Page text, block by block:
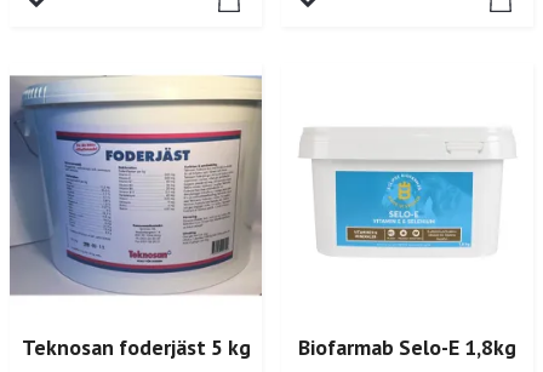
Teknosan foderjäst 5 kg Biofarmab Selo-E 1,8kg